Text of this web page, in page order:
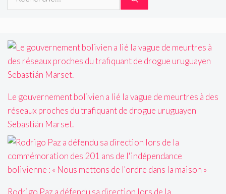
Le gouvernement bolivien a lié la vague de meurtres à des
réseaux proches du trafiquant de drogue uruguayen
Sebastián Marset.
Rodrigo Paz a défendu sa direction lors de la